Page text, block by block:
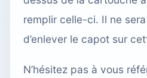
remplir celle-ci. Il ne
d’enlever le capot sur
N’hésitez pas à vous